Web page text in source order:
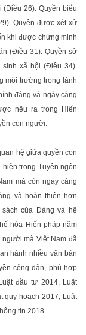
26). Quyền biểu
Quyền được xét xử
khi được chứng minh
(Điều 31). Quyền sở
sinh xã hội (Điều 34).
môi trường trong lành
đáng và ngày càng
nêu ra trong Hiến
con người.
hệ giữa quyền con
trong Tuyên ngôn
mà còn ngày càng
và hoàn thiện hơn
của Đảng và hệ
hóa Hiến pháp năm
mà Việt Nam đã
hành nhiều văn bản
công dân, phù hợp
đầu tư 2014, Luật
quy hoạch 2017, Luật
tin 2018…